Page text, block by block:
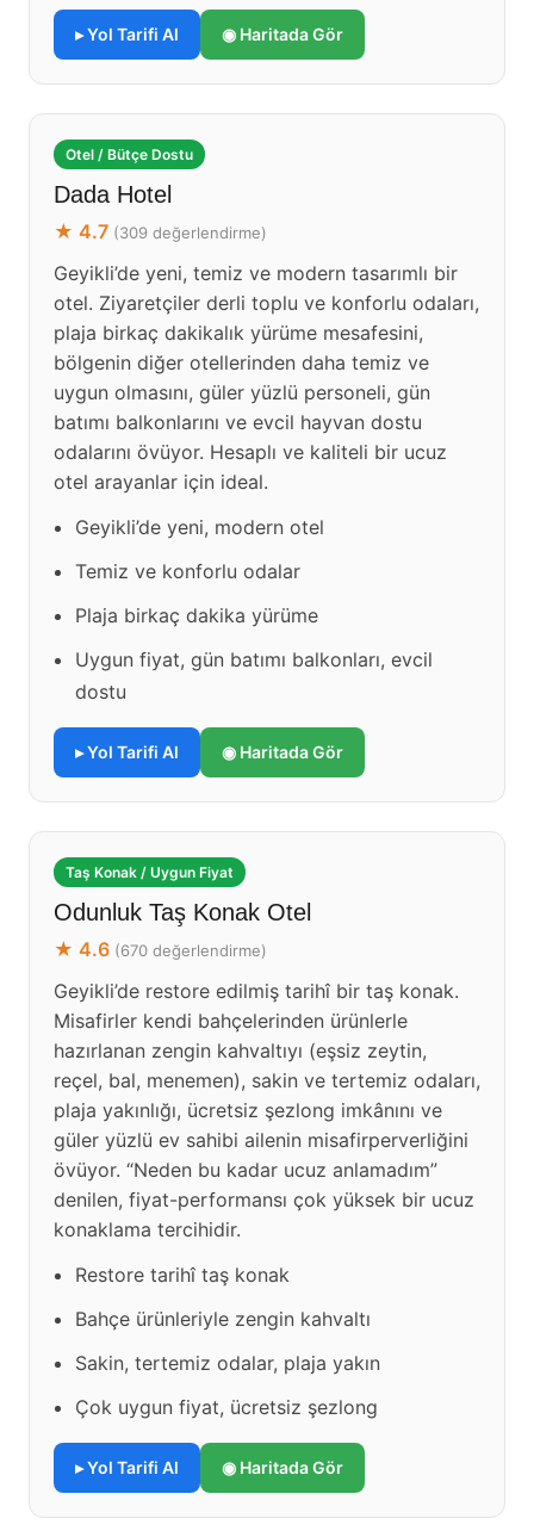
▸ Yol Tarifi Al ◉ Haritada Gör
Otel / Bütçe Dostu
Dada Hotel
★ 4.7 (309 değerlendirme)
Geyikli’de yeni, temiz ve modern tasarımlı bir
otel. Ziyaretçiler derli toplu ve konforlu odaları,
plaja birkaç dakikalık yürüme mesafesini,
bölgenin diğer otellerinden daha temiz ve
uygun olmasını, güler yüzlü personeli, gün
batımı balkonlarını ve evcil hayvan dostu
odalarını övüyor. Hesaplı ve kaliteli bir ucuz
otel arayanlar için ideal.
Geyikli’de yeni, modern otel
Temiz ve konforlu odalar
Plaja birkaç dakika yürüme
Uygun fiyat, gün batımı balkonları, evcil
dostu
▸ Yol Tarifi Al ◉ Haritada Gör
Taş Konak / Uygun Fiyat
Odunluk Taş Konak Otel
★ 4.6 (670 değerlendirme)
Geyikli’de restore edilmiş tarihî bir taş konak.
Misafirler kendi bahçelerinden ürünlerle
hazırlanan zengin kahvaltıyı (eşsiz zeytin,
reçel, bal, menemen), sakin ve tertemiz odaları,
plaja yakınlığı, ücretsiz şezlong imkânını ve
güler yüzlü ev sahibi ailenin misafirperverliğini
övüyor. “Neden bu kadar ucuz anlamadım”
denilen, fiyat-performansı çok yüksek bir ucuz
konaklama tercihidir.
Restore tarihî taş konak
Bahçe ürünleriyle zengin kahvaltı
Sakin, tertemiz odalar, plaja yakın
Çok uygun fiyat, ücretsiz şezlong
▸ Yol Tarifi Al ◉ Haritada Gör